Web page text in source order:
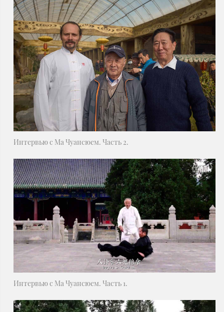
Интервью с Ма Чуансюем. Часть 2.
Интервью с Ма Чуансюем. Часть 1.